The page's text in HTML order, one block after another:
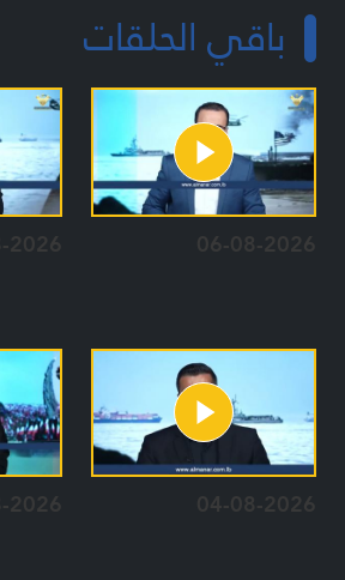
باقي الحلقات
06-08-2026
2026
04-08-2026
2026